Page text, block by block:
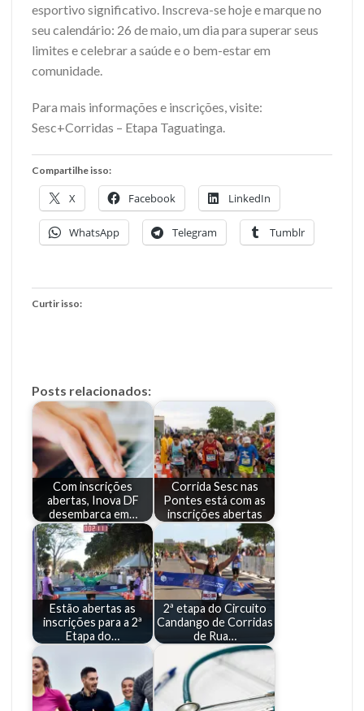
esportivo significativo. Inscreva-se hoje e marque no
seu calendário: 26 de maio, um dia para superar seus
limites e celebrar a saúde e o bem-estar em
comunidade.
Para mais informações e inscrições, visite:
Sesc+Corridas – Etapa Taguatinga.
Compartilhe isso:
X Facebook LinkedIn
WhatsApp Telegram Tumblr
Curtir isso:
Posts relacionados:
Com inscrições
abertas, Inova DF
desembarca em…
Corrida Sesc nas
Pontes está com as
inscrições abertas
Estão abertas as
inscrições para a 2ª
Etapa do…
2ª etapa do Circuito
Candango de Corridas
de Rua…